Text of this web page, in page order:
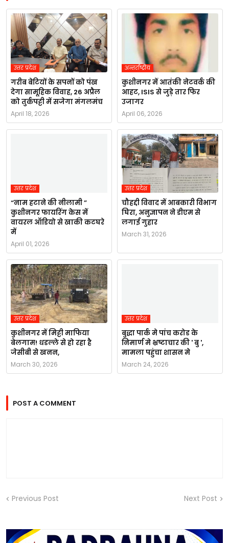
उत्तर प्रदेश
गरीब बेटियों के सपनों को पंख
देगा सामूहिक विवाह, 26 अप्रैल
को तुर्कपट्टी में सजेगा मंगलमंच
April 18, 2026
अन्तर्राष्ट्रीय
कुशीनगर में आतंकी नेटवर्क की
आहट, ISIS से जुड़े तार फिर
उजागर
April 06, 2026
उत्तर प्रदेश
“नाम हटाने की नीलामी ”
कुशीनगर फायरिंग केस में
वायरल ऑडियो से खाकी कटघरे
में
April 01, 2026
उत्तर प्रदेश
चौहद्दी विवाद में आबकारी विभाग
घिरा, अनुज्ञापन ने डीएम से
लगाई गुहार
March 31, 2026
उत्तर प्रदेश
कुशीनगर में मिट्टी माफिया
बेलगाम! धडल्ले से हो रहा है
जेसीबी से खनन,
March 30, 2026
उत्तर प्रदेश
बुद्धा पार्क मे पांच करोड के
निमार्ण मे भ्रष्टाचार की ' बु ',
मामला पहुंचा शासन मे
March 24, 2026
POST A COMMENT
Previous Post Next Post